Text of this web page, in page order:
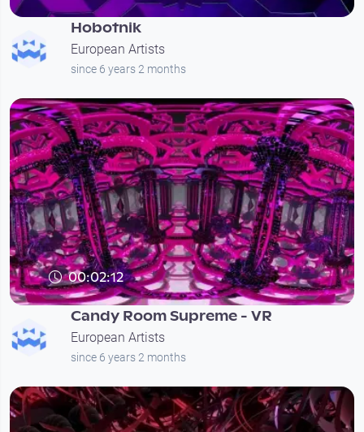
Hobotnik
European Artists
since 6 years 2 months
00:02:12
Candy Room Supreme - VR
European Artists
since 6 years 2 months